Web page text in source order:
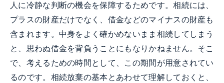
人に冷静な判断の機会を保障するためです。相続には、
プラスの財産だけでなく、借金などのマイナスの財産も
含まれます。中身をよく確かめないまま相続してしまう
と、思わぬ借金を背負うことにもなりかねません。そこ
で、考えるための時間として、この期間が用意されてい
るのです。相続放棄の基本とあわせて理解しておくと、